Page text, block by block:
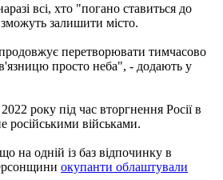
всі, хто "погано ставиться до
залишити місто.
перетворювати тимчасово
в'язницю просто неба", - додають у
року під час вторгнення Росії в
російськими військами.
на одній із баз відпочинку в
окупанти облаштували